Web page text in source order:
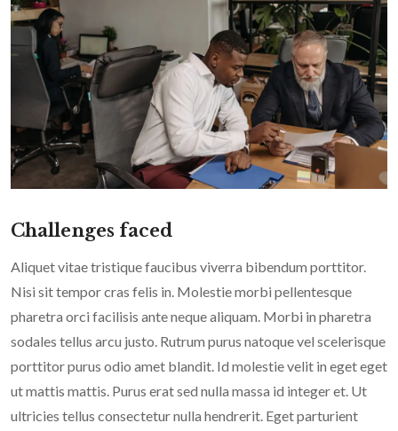
Challenges faced
Aliquet vitae tristique faucibus viverra bibendum porttitor.
Nisi sit tempor cras felis in. Molestie morbi pellentesque
pharetra orci facilisis ante neque aliquam. Morbi in pharetra
sodales tellus arcu justo. Rutrum purus natoque vel scelerisque
porttitor purus odio amet blandit. Id molestie velit in eget eget
ut mattis mattis. Purus erat sed nulla massa id integer et. Ut
ultricies tellus consectetur nulla hendrerit. Eget parturient